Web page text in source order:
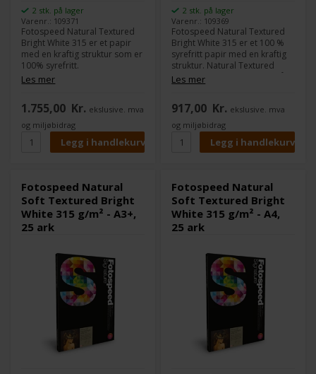
2 stk. på lager
Varenr.: 109371
Fotospeed Natural Textured
Bright White 315 er et papir
med en kraftig struktur som er
100% syrefritt.
Natural Textured Bright White
315 finnes også i en Soft
mindre hvit og har mindre
struktur.
Papirets lyse hvite base gir en
mer tradisjonell følelse og er
derfor spesielt egnet for
Les mer
1.755,00 Kr. ekslusive. mva
og miljøbidrag
2 stk. på lager
Varenr.: 109369
Fotospeed Natural Textured
Bright White 315 er et 100 %
syrefritt papir med en kraftig
struktur. Natural Textured
Bright White 315 finnes også i
en Soft Textured-variant, som
struktur. Papirets lyse hvite
bakgrunn gir en mer
tradisjonell følelse og egner
seg derfor spesielt godt til
kunstneriske bilder eller
Les mer
917,00 Kr. ekslusive. mva
og miljøbidrag
Fotospeed Natural
Soft Textured Bright
White 315 g/m² - A3+,
25 ark
Fotospeed Natural
Soft Textured Bright
White 315 g/m² - A4,
25 ark